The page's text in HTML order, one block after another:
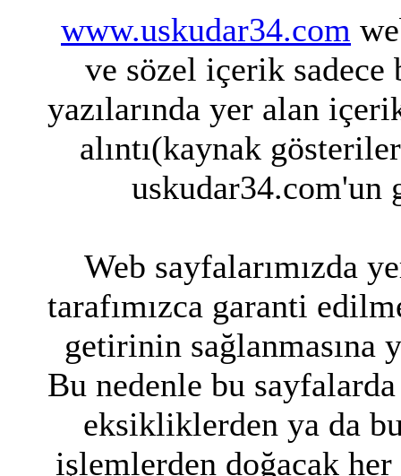
www.uskudar34.com
ve sözel içerik sadece
yazılarında yer alan
alıntı(kaynak
uskudar34.com'un
Web sayfalarımızda
tarafımızca garanti
getirinin
Bu nedenle bu
eksikliklerden ya da
işlemlerden doğacak